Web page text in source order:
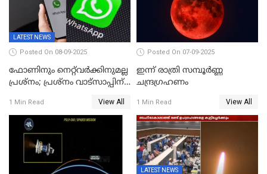
LATEST NEWS
Posted On 08-09-2025
ഫോണിനും നെറ്റ്‌വര്‍ക്കിനുമല്ല
പ്രശ്നം; പ്രശ്‌നം വാട്സാപ്പിന്
1 Min Read View All
Posted On 07-09-2025
ഇന്ന് രാത്രി സമ്പൂര്‍ണ്ണ
ചന്ദ്രഗ്രഹണം
1 Min Read View All
LATEST NEWS